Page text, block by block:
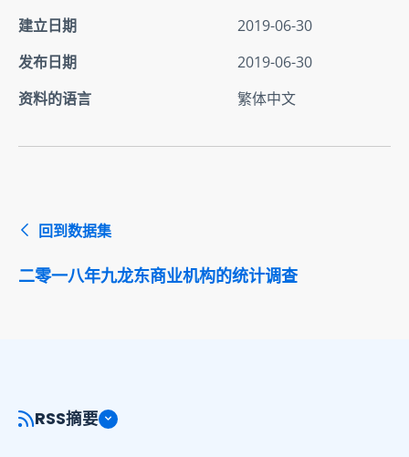
建立日期
2019-06-30
发布日期
2019-06-30
资料的语言
繁体中文
回到数据集
二零一八年九龙东商业机构的统计调查
RSS摘要